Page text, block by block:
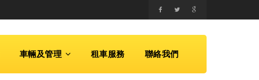
車輛及管理 租車服務 聯絡我們